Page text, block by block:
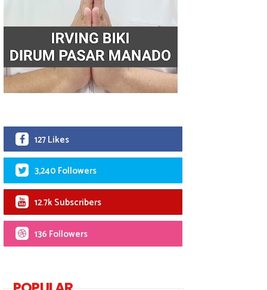
127 Likes
3,240 Followers
12.7k Subscribers
136 Followers